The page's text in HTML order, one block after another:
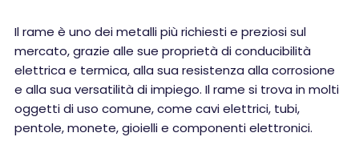
Il rame è uno dei metalli più richiesti e preziosi sul
mercato, grazie alle sue proprietà di conducibilità
elettrica e termica, alla sua resistenza alla corrosione
e alla sua versatilità di impiego. Il rame si trova in molti
oggetti di uso comune, come cavi elettrici, tubi,
pentole, monete, gioielli e componenti elettronici.